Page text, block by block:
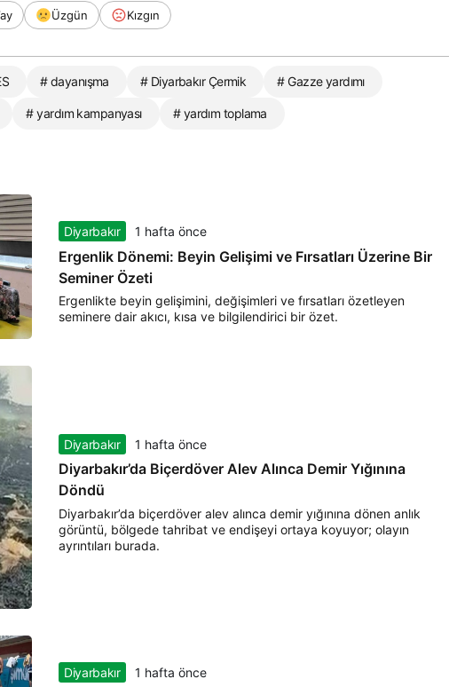
Üzgün Kızgın
# dayanışma # Diyarbakır Çermik # Gazze yardımı
# yardım kampanyası # yardım toplama
Diyarbakır 1 hafta önce
Ergenlik Dönemi: Beyin Gelişimi ve Fırsatları Üzerine Bir
Seminer Özeti
Ergenlikte beyin gelişimini, değişimleri ve fırsatları özetleyen
seminere dair akıcı, kısa ve bilgilendirici bir özet.
Diyarbakır 1 hafta önce
Diyarbakır’da Biçerdöver Alev Alınca Demir Yığınına
Döndü
Diyarbakır’da biçerdöver alev alınca demir yığınına dönen anlık
görüntü, bölgede tahribat ve endişeyi ortaya koyuyor; olayın
ayrıntıları burada.
Diyarbakır 1 hafta önce